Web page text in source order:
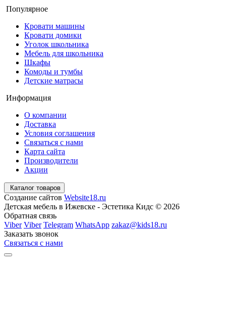
Популярное
Кровати машины
Кровати домики
Уголок школьника
Мебель для школьника
Шкафы
Комоды и тумбы
Детские матрасы
Информация
О компании
Доставка
Условия соглашения
Связаться с нами
Карта сайта
Производители
Акции
Каталог товаров
Создание сайтов Website18.ru
Детская мебель в Ижевске - Эстетика Кидс © 2026
Обратная связь
Viber Viber Telegram WhatsApp zakaz@kids18.ru
Заказать звонок
Связаться с нами